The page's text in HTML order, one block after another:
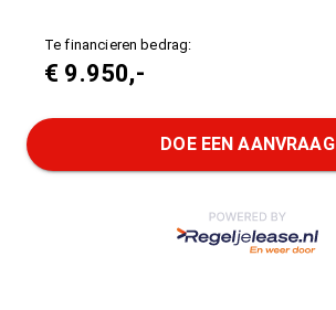
Te financieren bedrag:
€ 9.950,-
DOE EEN AANVRAAG